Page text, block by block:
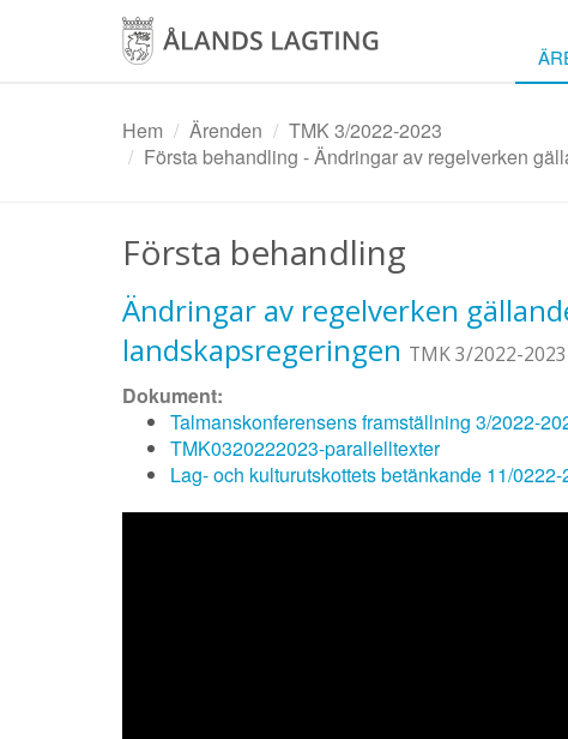
Hem Ärenden
TMK 3/2022-2023
Första behandling - Ändringar av regelverken
Första behandling
Ändringar av regelverken
landskapsregeringen TMK 3/2022-2023
Dokument:
Talmanskonferensens framställning 3/2022-
TMK0320222023-parallelltexter
Lag- och kulturutskottets betänkande 11/0222-